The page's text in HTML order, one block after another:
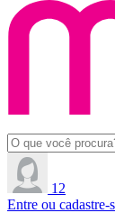
12
Entre ou cadastre-